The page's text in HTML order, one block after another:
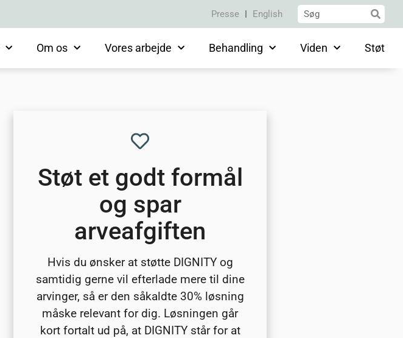
Presse English
Om os Vores arbejde Behandling Viden Støt
Støt et godt formål
og spar
arveafgiften
Hvis du ønsker at støtte DIGNITY og
samtidig gerne vil efterlade mere til dine
arvinger, så er den såkaldte 30% løsning
måske relevant for dig. Løsningen går
kort fortalt ud på, at DIGNITY står for at